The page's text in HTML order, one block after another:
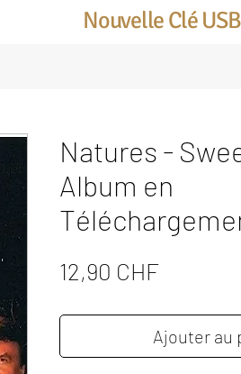
Nouvelle Clé USB
Natures -
Album en
12,90 CHFPrix
Ajouter au